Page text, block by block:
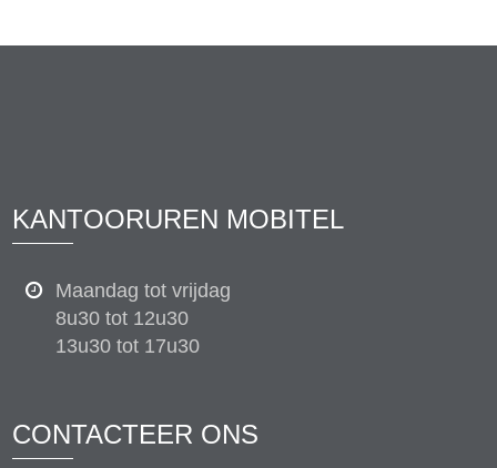
KANTOORUREN MOBITEL
Maandag tot vrijdag
8u30 tot 12u30
13u30 tot 17u30
CONTACTEER ONS